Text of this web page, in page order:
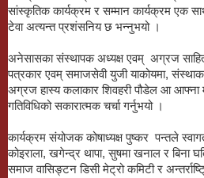
सांस्कृतिक कार्यक्रम र सम्मान कार्यक्रम एक
टेवा अत्यन्त प्रशंसनिय छ भन्नुभयो ।
अनेसासका संस्थापक अध्यक्ष एवम् अग्रज
पत्रकार एवम् समाजसेवी युजी याकोयमा,
अग्रज हास्य कलाकार शिवहरी पौडेल आ आफ्ना
गतिविधिको सकारात्मक चर्चा गर्नुभयो ।
कार्यक्रम संयोजक कोषाध्यक्ष पुष्कर पन्तले
कोइराला, खगेन्द्र थापा, सुषमा खनाल र बिना
समाज वासिङ्टन डिसी मेट्रो कमिटी र